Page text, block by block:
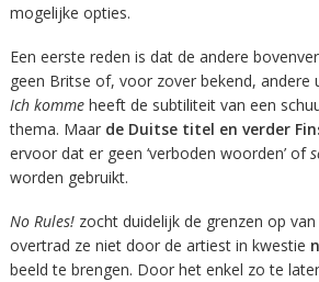
mogelijke opties.
Een eerste reden is dat de andere
geen Britse of, voor zover bekend, andere
Ich komme heeft de subtiliteit van een
thema. Maar de Duitse titel en verder
ervoor dat er geen ‘verboden woorden’ of
worden gebruikt.
No Rules! zocht duidelijk de grenzen op van
overtrad ze niet door de artiest in kwestie
beeld te brengen. Door het enkel zo te